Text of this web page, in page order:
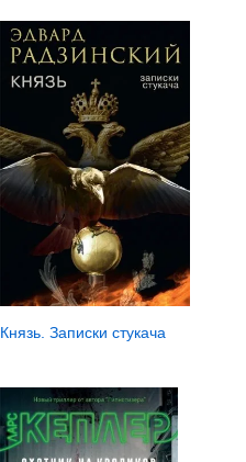
Князь. Записки стукача